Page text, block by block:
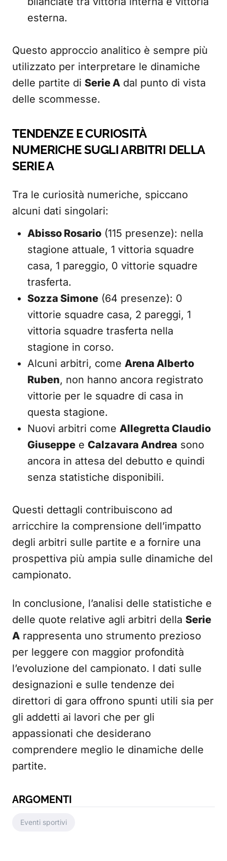
esterna.
Questo approccio analitico è sempre più
utilizzato per interpretare le dinamiche
delle partite di Serie A dal punto di vista
delle scommesse.
TENDENZE E CURIOSITÀ
NUMERICHE SUGLI ARBITRI DELLA
SERIE A
Tra le curiosità numeriche, spiccano
alcuni dati singolari:
Abisso Rosario (115 presenze): nella
stagione attuale, 1 vittoria squadre
casa, 1 pareggio, 0 vittorie squadre
trasferta.
Sozza Simone (64 presenze): 0
vittorie squadre casa, 2 pareggi, 1
vittoria squadre trasferta nella
stagione in corso.
Alcuni arbitri, come Arena Alberto
Ruben, non hanno ancora registrato
vittorie per le squadre di casa in
questa stagione.
Nuovi arbitri come Allegretta Claudio
Giuseppe e Calzavara Andrea sono
ancora in attesa del debutto e quindi
senza statistiche disponibili.
Questi dettagli contribuiscono ad
arricchire la comprensione dell’impatto
degli arbitri sulle partite e a fornire una
prospettiva più ampia sulle dinamiche del
campionato.
In conclusione, l’analisi delle statistiche e
delle quote relative agli arbitri della Serie
A rappresenta uno strumento prezioso
per leggere con maggior profondità
l’evoluzione del campionato. I dati sulle
designazioni e sulle tendenze dei
direttori di gara offrono spunti utili sia per
gli addetti ai lavori che per gli
appassionati che desiderano
comprendere meglio le dinamiche delle
partite.
ARGOMENTI
Eventi sportivi